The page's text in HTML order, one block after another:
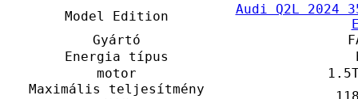
Model Edition
Audi Q2L 2024
Gyártó
Energia típus
motor
Maximális teljesítmény